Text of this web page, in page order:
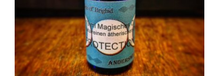
AGGIUNGI AL CARRELLO /